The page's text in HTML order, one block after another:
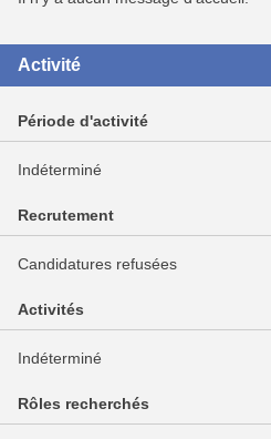
Activité
Période d'activité
Indéterminé
Recrutement
Candidatures refusées
Activités
Indéterminé
Rôles recherchés